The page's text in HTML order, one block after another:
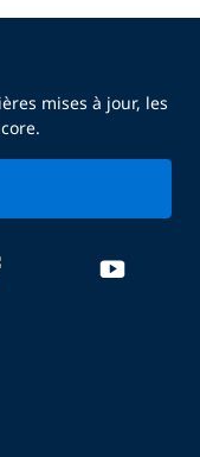
mises à jour, les